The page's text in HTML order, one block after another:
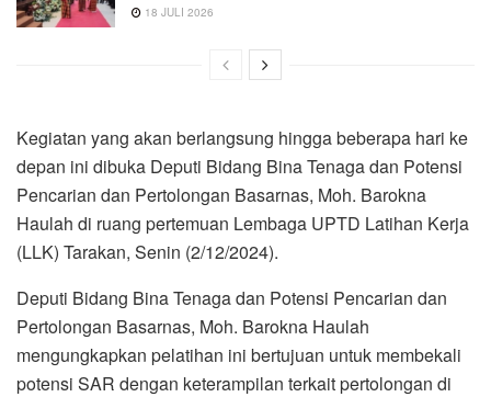
18 JULI 2026
Kegiatan yang akan berlangsung hingga beberapa hari ke
depan ini dibuka Deputi Bidang Bina Tenaga dan Potensi
Pencarian dan Pertolongan Basarnas, Moh. Barokna
Haulah di ruang pertemuan Lembaga UPTD Latihan Kerja
(LLK) Tarakan, Senin (2/12/2024).
Deputi Bidang Bina Tenaga dan Potensi Pencarian dan
Pertolongan Basarnas, Moh. Barokna Haulah
mengungkapkan pelatihan ini bertujuan untuk membekali
potensi SAR dengan keterampilan terkait pertolongan di